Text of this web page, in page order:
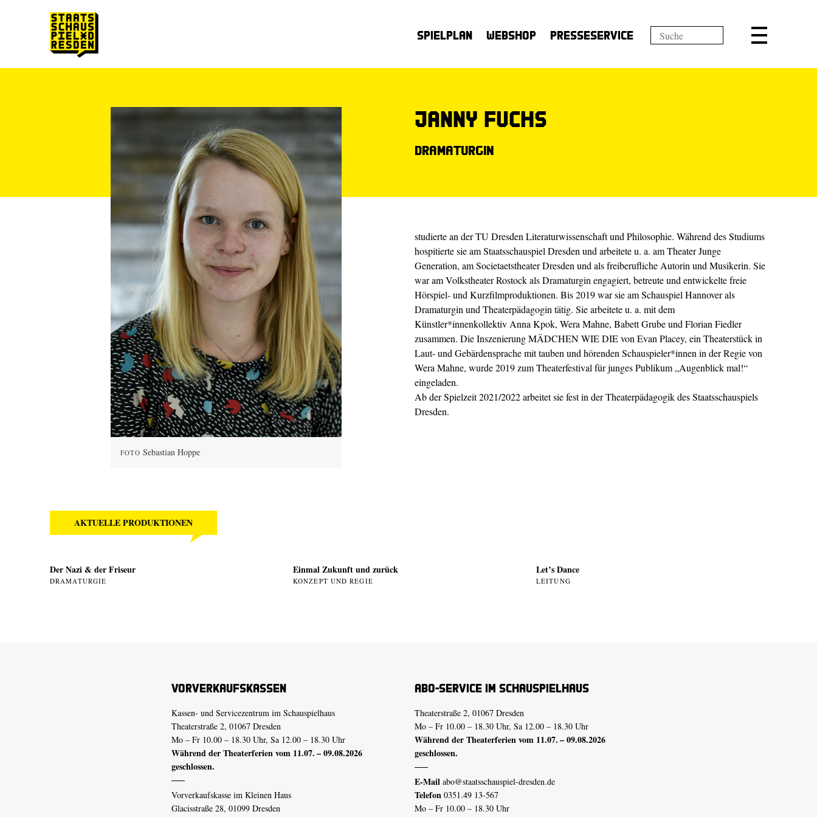
Spielplan Webshop Presseservice
FOTO Sebastian Hoppe
Janny Fuchs
Dramaturgin
studierte an der TU Dresden Literaturwissenschaft und Philosophie. Während des Studiums
hospitierte sie am Staatsschauspiel Dresden und arbeitete u. a. am Theater Junge
Generation, am Societaetstheater Dresden und als freiberufliche Autorin und Musikerin. Sie
war am Volkstheater Rostock als Dramaturgin engagiert, betreute und entwickelte freie
Hörspiel- und Kurzfilmproduktionen. Bis 2019 war sie am Schauspiel Hannover als
Dramaturgin und Theaterpädagogin tätig. Sie arbeitete u. a. mit dem
Künstler*innenkollektiv Anna Kpok, Wera Mahne, Babett Grube und Florian Fiedler
zusammen. Die Inszenierung MÄDCHEN WIE DIE von Evan Placey, ein Theaterstück in
Laut- und Gebärdensprache mit tauben und hörenden Schauspieler*innen in der Regie von
Wera Mahne, wurde 2019 zum Theaterfestival für junges Publikum „Augenblick mal!“
eingeladen.
Ab der Spielzeit 2021/2022 arbeitet sie fest in derTheaterpädagogikdes Staatsschauspiels
Dresden.
AKTUELLE PRODUKTIONEN
Der Nazi & der Friseur
DRAMATURGIE
Einmal Zukunft und zurück
KONZEPT UND REGIE
Let’s Dance
LEITUNG
Vorverkaufskassen
Kassen- und Servicezentrum im Schauspielhaus
Theaterstraße 2, 01067 Dresden
Mo – Fr 10.00 – 18.30 Uhr, Sa 12.00 – 18.30 Uhr
Während der Theaterferien vom 11.07. – 09.08.2026
geschlossen.
Vorverkaufskasse im Kleinen Haus
Glacisstraße 28, 01099 Dresden
Abo-Service im Schauspielhaus
Theaterstraße 2, 01067 Dresden
Mo – Fr 10.00 – 18.30 Uhr, Sa 12.00 – 18.30 Uhr
Während der Theaterferien vom 11.07. – 09.08.2026
geschlossen.
E-Mail abo@staatsschauspiel-dresden.de
Telefon 0351.49 13-567
Mo – Fr 10.00 – 18.30 Uhr